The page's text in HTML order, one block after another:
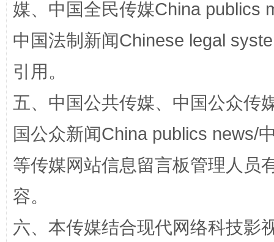
招工难、用工荒背后
网上购药对药下症？
媒、中国全民传媒China publics
中国法制新闻Chinese legal
引用。
五、中国公共传媒、中国公众传
国公众新闻China publics news/
等传媒网站信息留言板管理人员
容。
六、本传媒结合现代网络科技影